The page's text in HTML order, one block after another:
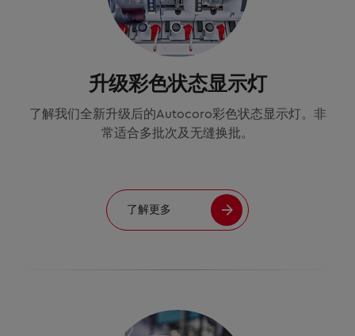
升级彩色状态显示灯
了解我们全新升级后的Autocoro彩色状态显示灯。非
常适合多批次及无缝换批。
了解更多